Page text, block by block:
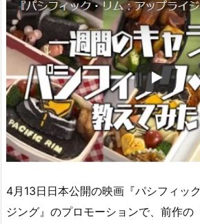
4月13日日本公開の映画『パシフィッ
ジング』のプロモーションで、前作の